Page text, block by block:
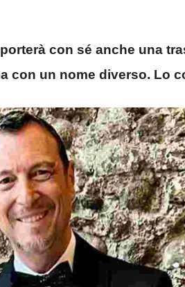
con sé anche una
con un nome diverso. Lo